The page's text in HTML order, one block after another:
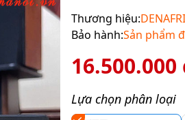
Thương hiệu:
Bảo hành:Sản phẩm
16.500.000
Lựa chọn phân loại